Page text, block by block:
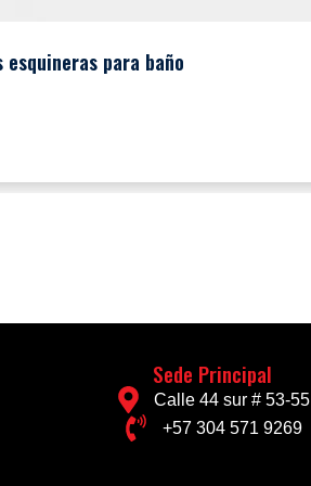
para baño
Sede Principal
Calle 44 sur # 53-55
+57 304 571 9269